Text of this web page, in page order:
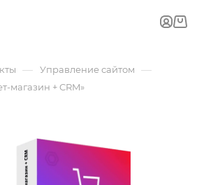
— Управление сайтом —
магазин + CRM»